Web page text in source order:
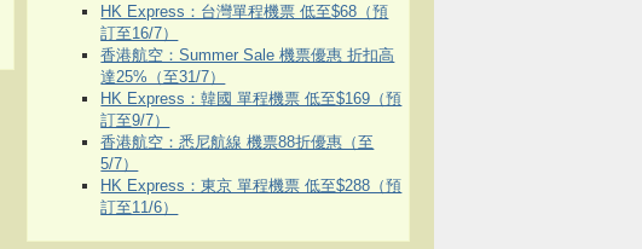
HK Express：台灣單程機票 低至$68（預
訂至16/7）
香港航空：Summer Sale 機票優惠 折扣高
達25%（至31/7）
HK Express：韓國 單程機票 低至$169（預
訂至9/7）
香港航空：悉尼航線 機票88折優惠（至
5/7）
HK Express：東京 單程機票 低至$288（預
訂至11/6）